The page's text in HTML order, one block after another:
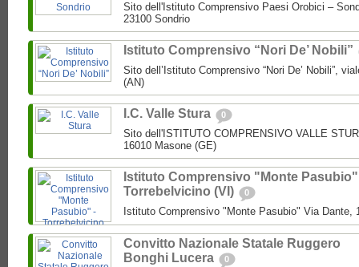
Sito dell'Istituto Comprensivo Paesi Orobici –
23100 Sondrio
Istituto Comprensivo “Nori De’ Nobili”
Sito dell’Istituto Comprensivo “Nori De’ Nobili”,
(AN)
I.C. Valle Stura 0
Sito dell'ISTITUTO COMPRENSIVO VALLE
16010 Masone (GE)
Istituto Comprensivo "Monte
Torrebelvicino (VI)
0
Istituto Comprensivo "Monte Pasubio" Via Dante,
Convitto Nazionale Statale Ruggero
Bonghi Lucera
0